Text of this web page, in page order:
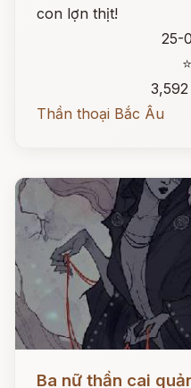
con lợn thịt!
25-
Thần thoại Bắc Âu
Ba nữ thần cai